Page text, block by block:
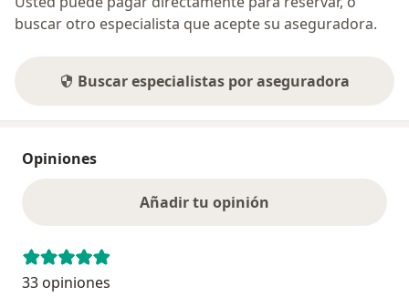
buscar otro especialista que acepte su aseguradora.
Buscar especialistas por aseguradora
Opiniones
Añadir tu opinión
33 opiniones